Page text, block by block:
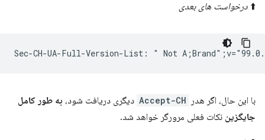
⬆️ درخواست های بعدی
با این حال، اگر هدر Accept-CH دیگری دریافت شود، به طور کامل
جایگزین نکات فعلی مرورگر خواهد شد.